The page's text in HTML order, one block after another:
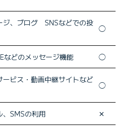
ジ、ブログ SNSなどでの投
◯
などのメッセージ機能 ◯
ービス・動画中継サイトなど
◯
、SMSの利用 ✕